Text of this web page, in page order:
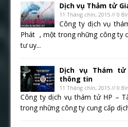
Dịch vụ Thảm tử
11 Tháng chín, 2015 // 0
Công ty dịch vụ
Phát , một trong những công ty
tư uy...
Dịch vụ Thám
thông tin
11 Tháng chín, 2015 // 0
Công ty dịch vụ thám tử HP –
trong những công ty cung cấp